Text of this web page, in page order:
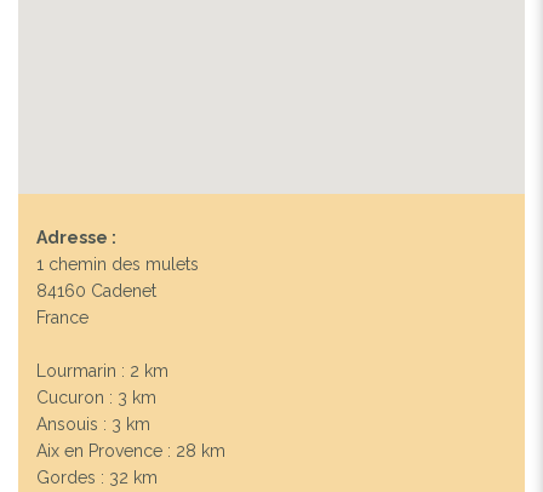
Adresse :
1 chemin des mulets
84160 Cadenet
France
Lourmarin : 2 km
Cucuron : 3 km
Ansouis : 3 km
Aix en Provence : 28 km
Gordes : 32 km